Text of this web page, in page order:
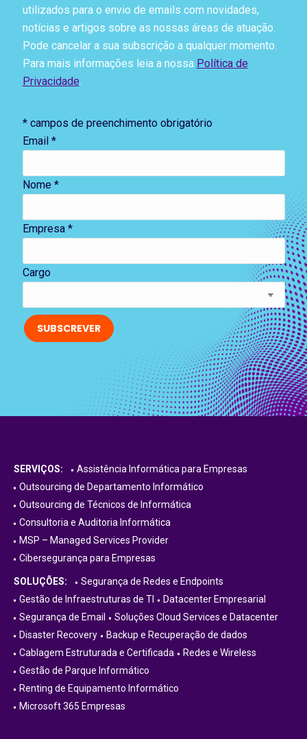
utilizados para o envio de emails com novidades,
notícias e artigos sobre as nossas áreas de atuação.
Pode cancelar a sua subscrição a qualquer momento.
Para mais informações leia a nossa Política de
Privacidade.
*campos de preenchimento obrigatório
Email *
Nome *
Empresa *
Cargo
SERVIÇOS:
Assistência Informática para Empresas
Outsourcing de Departamento Informático
Outsourcing de Técnicos de Informática
Consultoria e Auditoria Informática
MSP – Managed Services Provider
Cibersegurança para Empresas
SOLUÇÕES:
Segurança de Redes e Endpoints
Gestão de Infraestruturas de TI
Datacenter Empresarial
Segurança de Email
Soluções Cloud Services e Datacenter
Disaster Recovery
Backup e Recuperação de dados
Cablagem Estruturada e Certificada
Redes e Wireless
Gestão de Parque Informático
Renting de Equipamento Informático
Microsoft 365 Empresas